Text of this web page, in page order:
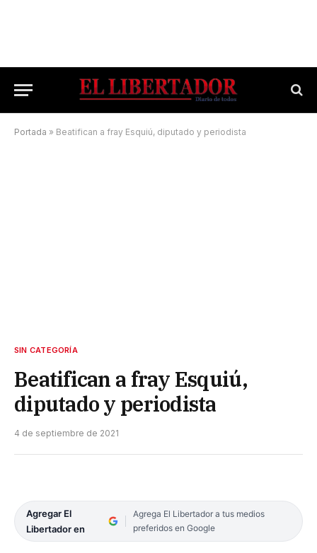
Portada » Beatifican a fray Esquiú, diputado y periodista
SIN CATEGORÍA
Beatifican a fray Esquiú,
diputado y periodista
4 de septiembre de 2021
Agregar El
Libertador en
Agrega El Libertador a tus medios
preferidos en Google